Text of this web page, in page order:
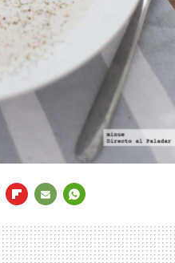
MAIL